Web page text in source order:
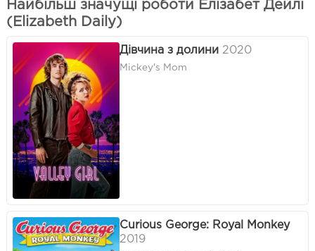
Найбільш значущі роботи Елізабет Дейлі
(Elizabeth Daily)
Дівчина з долини 2020
Mickey's Mom
Curious George: Royal Monkey
2019